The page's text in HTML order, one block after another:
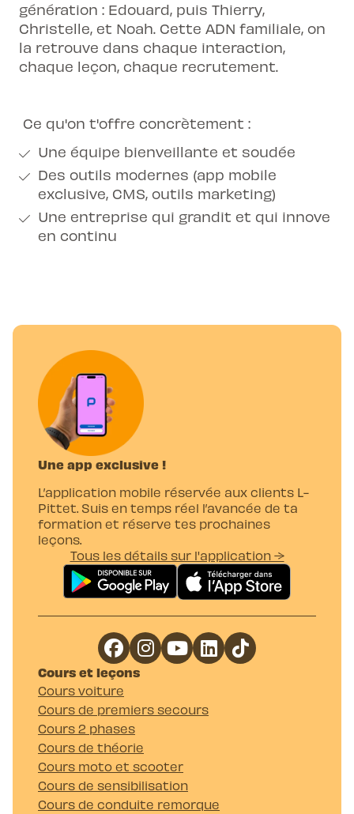
génération : Edouard, puis Thierry,
Christelle, et Noah. Cette ADN familiale, on
la retrouve dans chaque interaction,
chaque leçon, chaque recrutement.
Ce qu'on t'offre concrètement :
Une équipe bienveillante et soudée
Des outils modernes (app mobile
exclusive, CMS, outils marketing)
Une entreprise qui grandit et qui innove
en continu
Une app exclusive !
L’application mobile réservée aux clients L-
Pittet. Suis en temps réel l’avancée de ta
formation et réserve tes prochaines
leçons.
Tous les détails sur l'application →
Cours et leçons
Cours voiture
Cours de premiers secours
Cours 2 phases
Cours de théorie
Cours moto et scooter
Cours de sensibilisation
Cours de conduite remorque